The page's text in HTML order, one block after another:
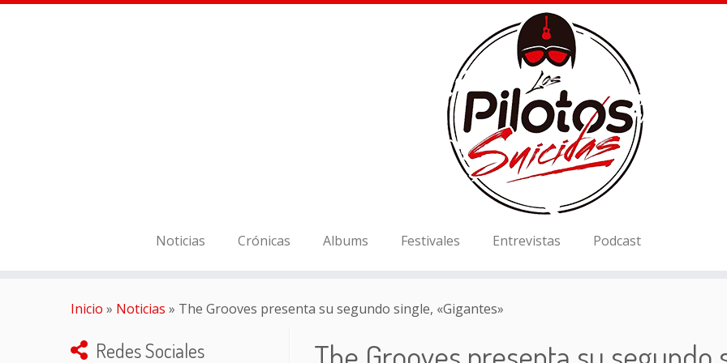
Noticias Crónicas Albums Festivales Entrevistas Podcast
Inicio » Noticias » The Grooves presenta su segundo single, «Gigantes»
Redes Sociales